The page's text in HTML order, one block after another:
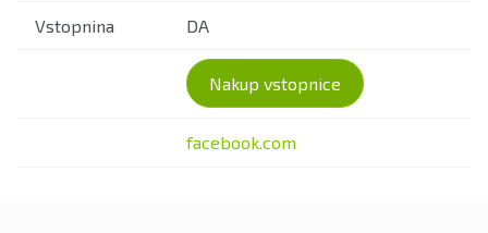
Vstopnina DA
Nakup vstopnice
facebook.com